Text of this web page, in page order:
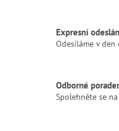
Expresní
Odesíláme v
Odborné
Spolehněte se